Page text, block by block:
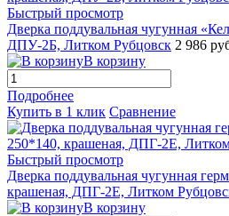
Быстрый просмотр
Дверка поддувальная чугунная
ДПУ-2Б, Литком Рубцовск 2 986
В корзину
Подробнее
Купить в 1 клик Сравнение
Быстрый просмотр
Дверка поддувальная чугунная
крашеная, ДПГ-2Е, Литком
В корзину